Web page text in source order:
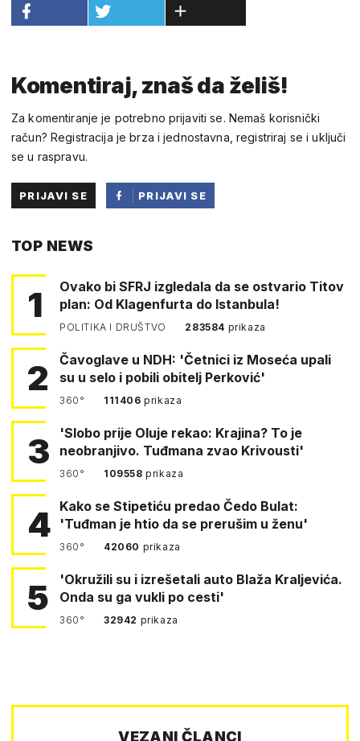
Komentiraj, znaš da želiš!
Za komentiranje je potrebno prijaviti se. Nemaš korisnički
račun? Registracija je brza i jednostavna, registriraj se i uključi
se u raspravu.
PRIJAVI SE
PRIJAVI SE
TOP NEWS
1
Ovako bi SFRJ izgledala da se ostvario Titov
plan: Od Klagenfurta do Istanbula!
POLITIKA I DRUŠTVO 283584 prikaza
2
Čavoglave u NDH: 'Četnici iz Moseća upali
su u selo i pobili obitelj Perković'
360° 111406prikaza
3
'Slobo prije Oluje rekao: Krajina? To je
neobranjivo. Tuđmana zvao Krivousti'
360° 109558prikaza
4 Kako se Stipetiću predao Čedo Bulat:
'Tuđman je htio da se prerušim u ženu'
360° 42060 prikaza
5
'Okružili su i izrešetali auto Blaža Kraljevića.
Onda su ga vukli po cesti'
360° 32942 prikaza
VEZANI ČLANCI